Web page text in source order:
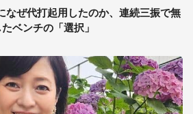
なぜ代打起用したのか、連続三振で無
ベンチの「選択」